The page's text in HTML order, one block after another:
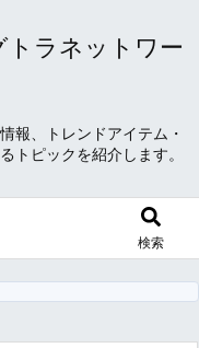
ラネットワー
報、トレンドアイテム・
トピックを紹介します。
検索